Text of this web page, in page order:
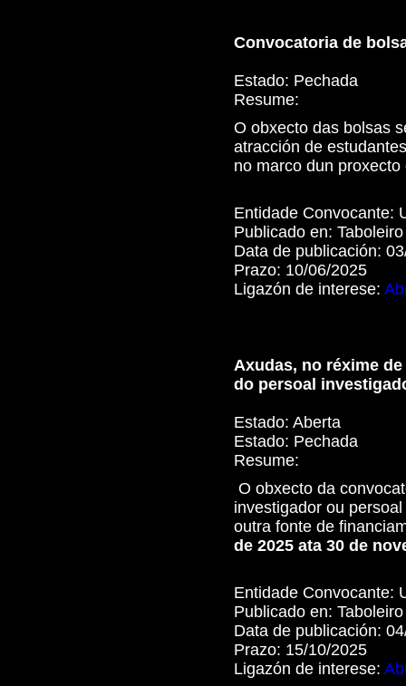
Convocatoria de
Estado: Pechada
Resume:
O obxecto das bolsas
atracción de
no marco dun
Entidade Convocante:
Publicado en:
Data de publicación:
Prazo: 10/06/2025
Ligazón de interese:
Axudas, no réxime
do persoal
Estado: Aberta
Estado: Pechada
Resume:
O obxecto da
investigador ou
outra fonte de
de 2025 ata 30 de
Entidade Convocante:
Publicado en:
Data de publicación:
Prazo: 15/10/2025
Ligazón de interese: